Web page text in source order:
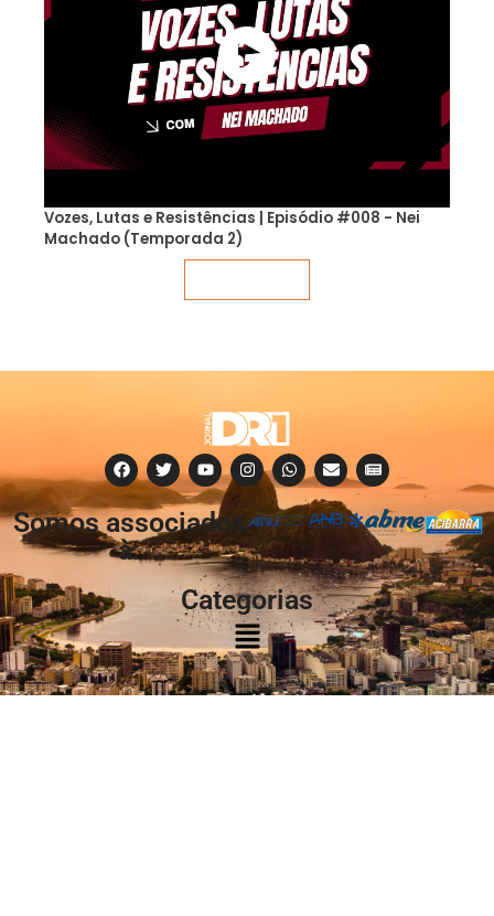
Vozes, Lutas e Resistências | Episódio #008 - Nei
Machado (Temporada 2)
Somos associados
à:
Categorias